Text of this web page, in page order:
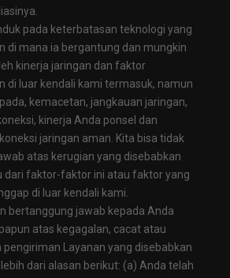
pada keterbatasan teknologi yang
di mana ia bergantung dan mungkin
kinerja jaringan dan faktor
di luar kendali kami termasuk, namun
kemacetan, jangkauan jaringan,
kinerja Anda ponsel dan
jaringan aman. Kita bisa tidak
atas kerugian yang disebabkan
dari faktor-faktor ini atau faktor yang
di luar kendali kami.
bertanggung jawab kepada Anda
atas kegagalan, cacat atau
Layanan yang disebabkan
dari alasan berikut: (a) Anda telah